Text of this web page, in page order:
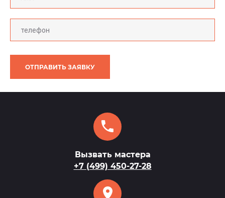
ОТПРАВИТЬ ЗАЯВКУ
Вызвать мастера
+7 (499) 450-27-28